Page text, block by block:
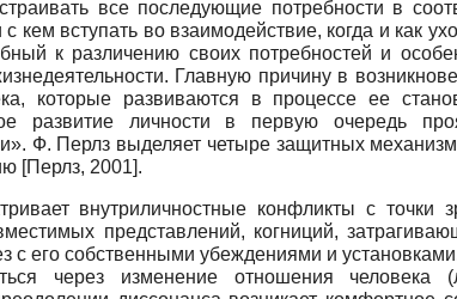
все последующие потребности в
кем вступать во взаимодействие, когда и как
к различению своих потребностей и
Главную причину в
которые развиваются в процессе ее
развитие личности в первую очередь
Ф. Перлз выделяет четыре защитных
[Перлз, 2001].
внутриличностные конфликты с точки
представлений, когниций,
с его собственными убеждениями и
через изменение отношения